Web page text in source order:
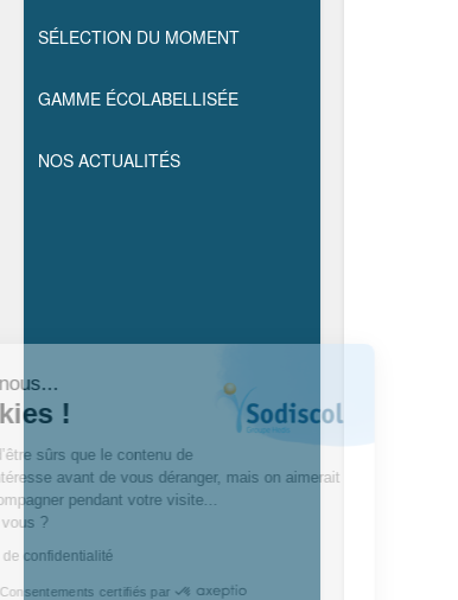
Salut c'est nous...
les cookies !
On a attendu d’être sûrs que le contenu de
ce site vous intéresse avant de vous déranger, mais on aimerait
bien vous accompagner pendant votre visite...
C’est OK pour vous ?
Lire la politique de confidentialité
Consentements certifiés par
SÉLECTION DU MOMENT
GAMME ÉCOLABELLISÉE
NOS ACTUALITÉS